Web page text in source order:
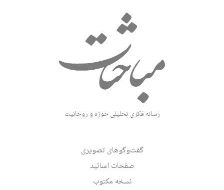
رسانه فکری تحلیلی حوزه و روحانیت
گفت‌وگوهای تصویری
صفحات اساتید
نسخه مکتوب